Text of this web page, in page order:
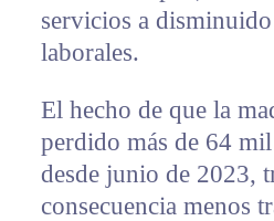
servicios a
laborales.
El hecho de que la
perdido más de 64
desde junio de 2023,
consecuencia menos